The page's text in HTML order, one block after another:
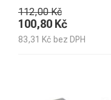
112,00 Kč
100,80 Kč
83,31 Kč bez DPH